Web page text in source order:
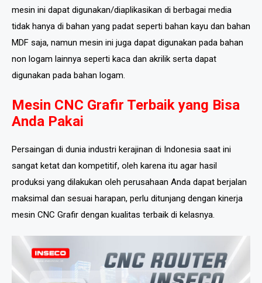
mesin ini dapat digunakan/diaplikasikan di berbagai media
tidak hanya di bahan yang padat seperti bahan kayu dan bahan
MDF saja, namun mesin ini juga dapat digunakan pada bahan
non logam lainnya seperti kaca dan akrilik serta dapat
digunakan pada bahan logam.
Mesin CNC Grafir Terbaik yang Bisa
Anda Pakai
Persaingan di dunia industri kerajinan di Indonesia saat ini
sangat ketat dan kompetitif, oleh karena itu agar hasil
produksi yang dilakukan oleh perusahaan Anda dapat berjalan
maksimal dan sesuai harapan, perlu ditunjang dengan kinerja
mesin CNC Grafir dengan kualitas terbaik di kelasnya.